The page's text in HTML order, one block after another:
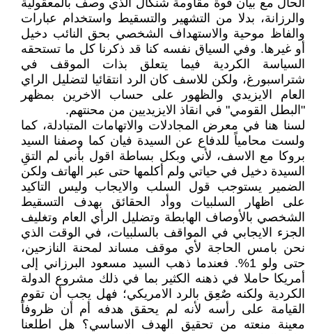
الحال مع بيان قوة مقاومة شنكال الذي وصف بالمعقولية
والرزانة، بدلا من التشهير والتسقيط واستخدام عبارات
والفاظ موحية والاستهداف الشخصي بحق النائب دخيل
أو غيرها. وفي السياق نفسه كنا قد ذكرنا كل ما تستحقه
السياسة الكردية فيما يتعلق بذات الموقف في
شتراسبورغ، ولكن للاسف كان الرد انتقائيا لتضليل الراي
العام الايزيدي والظهور على حساب الاخرين بمظهر
"البطل القومي" في انقاذ الايزيديين من محنتهم.
لسنا هنا في معرض المجادلات والاتهامات المتبادلة، كما
ولست محامياً للدفاع عن السيدة فيان كما وصفنا السيد
بروكا مع الاسف، لأني وبكل بساطة اقول بأني لم التقِ
السيدة دخيل في حياتي ولم أكلمها حتى عبر الهاتف ولكن
الضمير يستوجب قول السلب والايجاب وليس التاكيد
على اظهار السلبيات ووأد الحقائق بهدف التسقيط
الشخصي بالأوصاف الهابطة وتضليل الرأي العام وتغليف
الجزء الايجابي في المواقف بالسلبيات، في الوقت الذي
نحن بامس الحاجة لأي موقف مساند لمحنة النازحين،
حتى ولو 1%. فعندما ذهب السيد مسعود البرزاني إلى
أمريكا حاملا في ذهنه الكثير بما في ذلك مشروع الدولة
الكردية ولكنه صٌعِق بالرد الامريكي؛ فهل يجب أن تقوم
القيامة على رأسه لأنه لم يحقق هدفه أم أن ظروفاً
معينة منعته من تحقيق الهدف الاساسي؟ هل اطلعنا